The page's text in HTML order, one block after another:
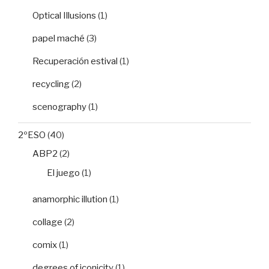
Optical Illusions (1)
papel maché (3)
Recuperación estival (1)
recycling(2)
scenography(1)
2ºESO (40)
ABP2 (2)
El juego (1)
anamorphic illution (1)
collage (2)
comix(1)